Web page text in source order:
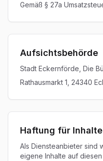
Gemäß § 27a
Aufsichtsbehörde
Stadt Eckernförde, Die
Rathausmarkt 1, 24340
Haftung für Inhalte
Als Diensteanbieter sind
eigene Inhalte auf